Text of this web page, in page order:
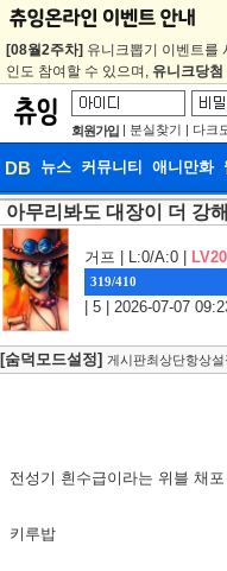
[08월2주차] 유니크뽑기 이벤트를
인도 참여할 수 있으며, 유니크당첨
회원가입 | 분실찾기 | 다크
DB 뉴스 커뮤니티 애니만화
DB 뉴스
웹툰 이미지
아무리봐도 대장이 더 강
거프 | L:0/A:0 | LV20
319/410
| 5 | 2026-07-07
[숨덕모드설정] 게시판최상단항상설
전성기 흰수급이라는 위블 채포
키루밥